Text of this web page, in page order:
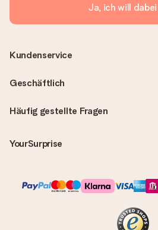
Ja, ich will dabei
Häufig gestellte Fragen
YourSurprise
Kundenservice
Geschäftlich